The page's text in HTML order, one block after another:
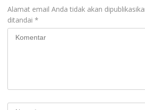
Alamat email Anda tidak akan
ditandai *